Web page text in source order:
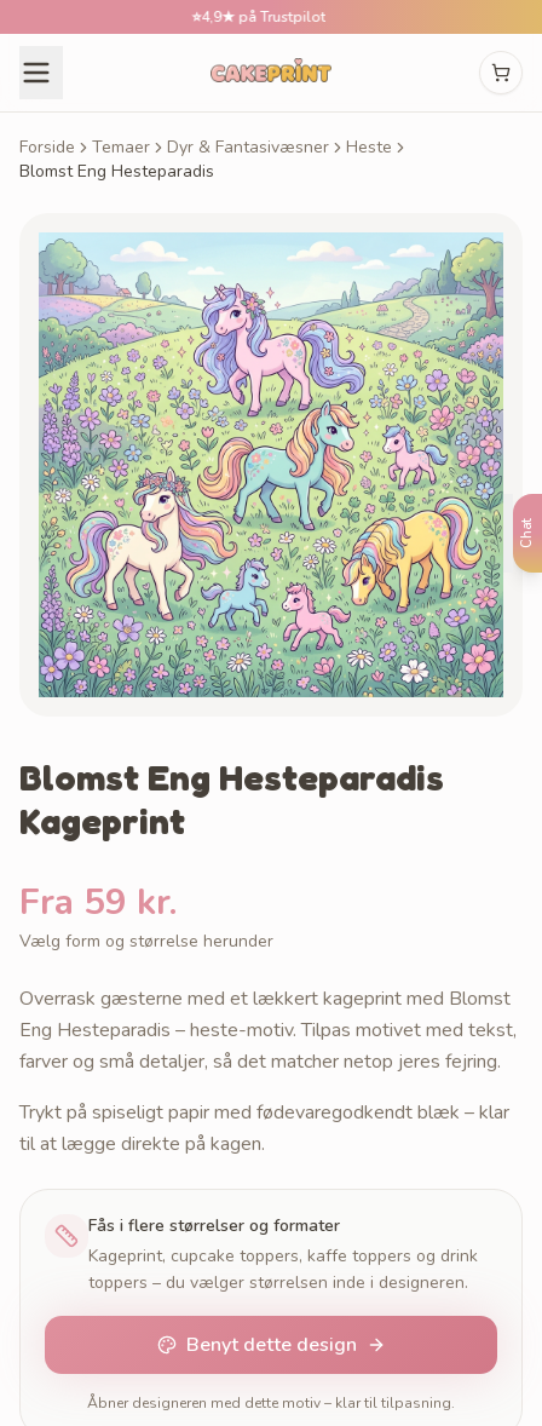
Chat
4,9★ på Trustpilot
Forside Temaer Dyr & Fantasivæsner
Heste
Blomst Eng Hesteparadis
Blomst Eng Hesteparadis
Kageprint
Fra 59 kr.
Vælg form og størrelse herunder
Overrask gæsterne med et lækkert kageprint med Blomst
Eng Hesteparadis – heste-motiv. Tilpas motivet med tekst,
farver og små detaljer, så det matcher netop jeres fejring.
Trykt på spiseligt papir med fødevaregodkendt blæk – klar
til at lægge direkte på kagen.
Fås i flere størrelser og formater
Kageprint, cupcake toppers, kaffe toppers og drink
toppers – du vælger størrelsen inde i designeren.
Benyt dette design
Åbner designeren med dette motiv – klar til tilpasning.